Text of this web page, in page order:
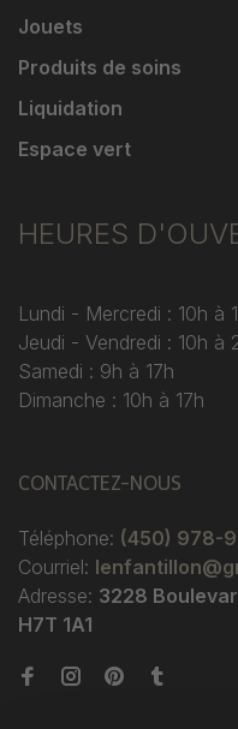
Jouets
Produits de soins
Liquidation
Espace vert
HEURES
Lundi - Mercredi : 10h à
Jeudi - Vendredi : 10h à
Samedi : 9h à 17h
Dimanche : 10h à 17h
CONTACTEZ-NOUS
Téléphone: (450) 978-
Courriel:
Adresse: 3228
H7T 1A1